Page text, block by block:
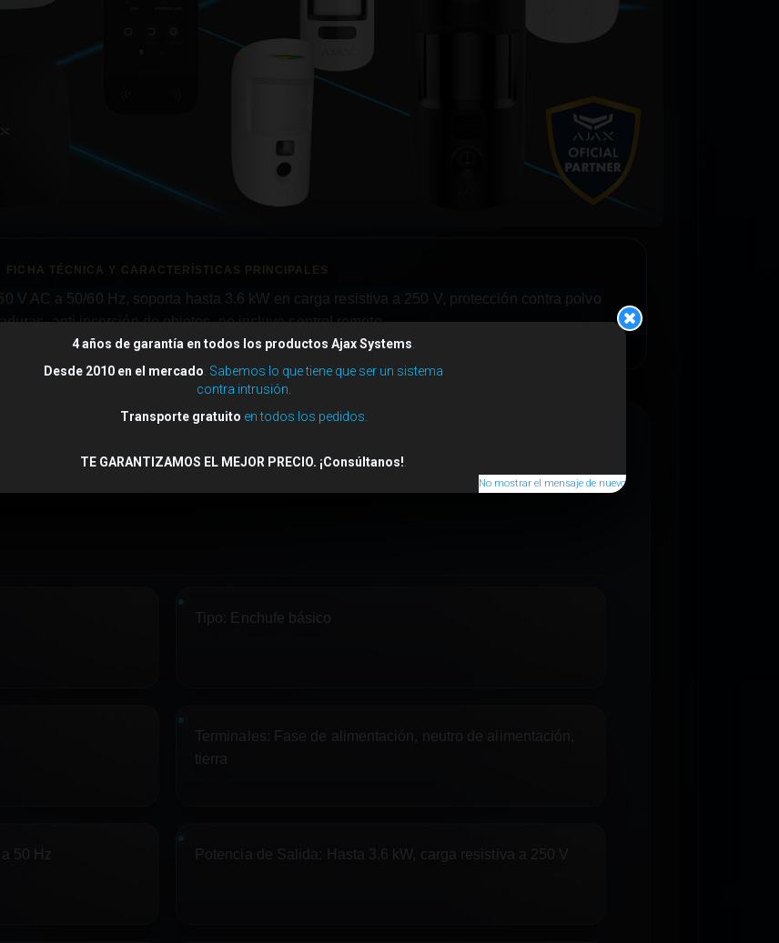
V AC a 50/60 Hz, soporta hasta 3.6 kW en carga resistiva a 250 V, protección contra polvo
anti inserción de objetos, no incluye control remoto.
Tipo: Enchufe básico
Terminales:
Fase de alimentación, neutro de alimentación,
tierra
50 Hz Potencia de Salida: Hasta 3.6 kW, carga resistiva a 250 V
4 años de garantía en todos los productos Ajax Systems
Desde 2010 en el mercado . Sabemos lo que tiene que ser un sistema
contra intrusión.
Transporte gratuito en todos los pedidos.
TE GARANTIZAMOS EL MEJOR PRECIO. ¡Consúltanos!
No mostrar el mensaje de nuevo